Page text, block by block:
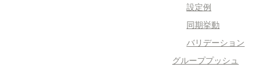
設定例
同期挙動
バリデーション
グループプッシュ